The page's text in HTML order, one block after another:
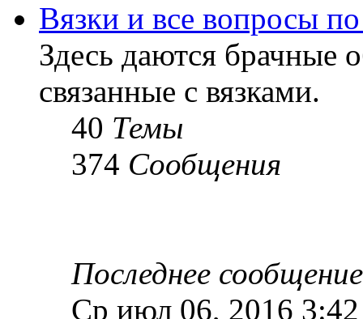
Вязки и все вопросы
Здесь даются брачные
связанные с вязками.
40 Темы
374 Сообщения
Последнее сообщение
Ср июл 06, 2016